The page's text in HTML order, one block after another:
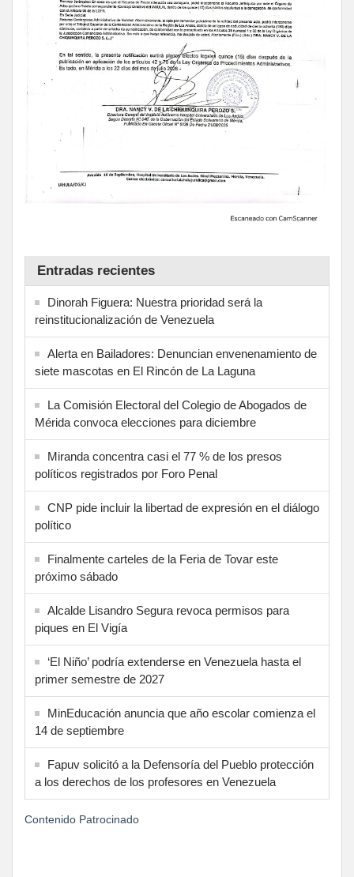
Entradas recientes
Dinorah Figuera: Nuestra prioridad será la
reinstitucionalización de Venezuela
Alerta en Bailadores: Denuncian envenenamiento de
siete mascotas en El Rincón de La Laguna
La Comisión Electoral del Colegio de Abogados de
Mérida convoca elecciones para diciembre
Miranda concentra casi el 77 % de los presos
políticos registrados por Foro Penal
CNP pide incluir la libertad de expresión en el diálogo
político
Finalmente carteles de la Feria de Tovar este
próximo sábado
Alcalde Lisandro Segura revoca permisos para
piques en El Vigía
‘El Niño’ podría extenderse en Venezuela hasta el
primer semestre de 2027
MinEducación anuncia que año escolar comienza el
14 de septiembre
Fapuv solicitó a la Defensoría del Pueblo protección
a los derechos de los profesores en Venezuela
Contenido Patrocinado